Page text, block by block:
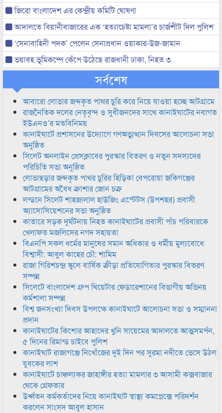
জিরো বাংলাদেশ এর কেন্দ্রীয় কমিটি ঘোষণা
আদালতে বিয়ানীবাজারের এক ‘হত্যাচেষ্টা মামলা’র চার্জশীট দিল পুলিশ
‘সেনাবাহিনী পদক’ পেলেন সেনাপ্রধান ওয়াকার-উজ-জামান
ভয়াবহ ভূমিকম্পে কেঁপে উঠেছে রাজধানী ঢাকা, নিহত ৩
সর্বশেষ
আবারো লোভার জব্দকৃত পাথর চুরি করে নিয়ে যাওয়া হচ্ছে আটগ্রামে
রাজনৈতিক দলের নেতৃবৃন্দ ও সুধীজনদের সাথে কানাইঘাটের নবাগত
ইউএনও’র মতবিনিময়
কানাইঘাটে প্রশাসনের উদ্যোগে গণঅভ্যুত্থান দিবসের আলোচনা সভা
অনুষ্ঠিত
সিলেট অনলাইন প্রেসক্লাবের পুরস্কার বিতরণ ও নতুন সদস্যদের
পরিচিতি সভা অনুষ্ঠিত
লোভাছড়ার জব্দকৃত পাথর চুরির হিড়িক! বেপরোয়া জকিগঞ্জের
আটগ্রামের অবৈধ ক্রাশার জোন চক্র
লন্ডনে সিলেট শাহজালাল হাউজিং এস্টেটস (উপশহর) প্রবাসী
অ্যাসোসিয়েশনের সভা অনুষ্ঠিত
কাতারে সড়ক দুর্ঘটনায় নিহত কানাইঘাটের প্রবাসী পাঁচ পরিবারকে
খেলাফত মজলিসের নগদ সহায়তা
বিএনপি সকল ধর্মের মানুষের সমান অধিকার ও ধর্মীয় মুল্যবোধে
বিশ্বাসী: আবুল কাহের চৌ: শামিম
রাজা গিরিশচন্দ্র স্কুলে বার্ষিক ক্রীড়া প্রতিযোগিতার পুরস্কার বিতরণ
সম্পন্ন
সিলেটে বাংলাদেশ গ্রুপ থিয়েটার ফেডারেশানের বিভাগীয় অভিনয়
কর্মশালা সম্পন্ন
বিশ্ব জনসংখ্যা দিবস উপলক্ষে কানাইঘাটে আলোচনা সভা ও সম্মাননা
প্রদান
কানাইঘাটের কিশোর আহাদের খুনি সায়েমের আদালতে আত্মসমর্পন,
৫ দিনের রিমান্ড চাইবে পুলিশ
কানাইঘাট রাজাগঞ্জে নিখোঁজের দুই দিন পর সুরমা নদীতে ভেসে উঠল
যুবকের লাশ
কানাইঘাটে চাঞ্চল্যকর জাহাঙ্গীর হত্যা মামলার ৩ আসামী কক্সবাজার
থেকে গ্রেফতার
উর্ধ্বতন কর্মকর্তাদের নিয়ে কানাইঘাট স্বাস্থ্য কমপ্লেক্সে পরিদর্শন
করলেন সাংসদ আবুল হাসান